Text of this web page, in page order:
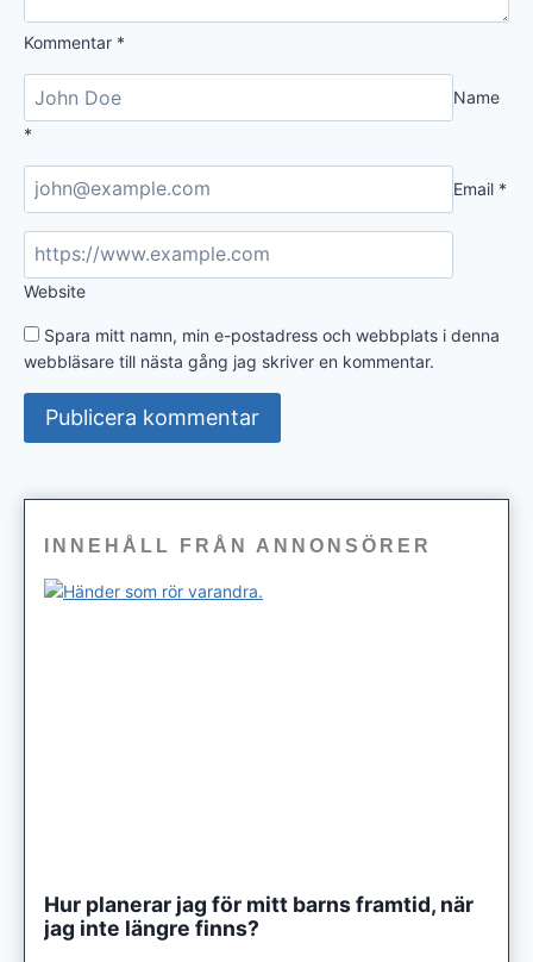
Kommentar *
Name
*
Email *
Website
Spara mitt namn, min e-postadress och webbplats i denna
webbläsare till nästa gång jag skriver en kommentar.
INNEHÅLL FRÅN ANNONSÖRER
Hur planerar jag för mitt barns framtid, när
jag inte längre finns?